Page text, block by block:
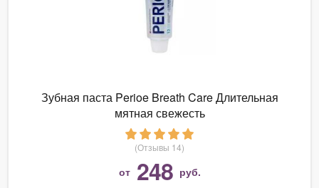
Зубная паста Perioe Breath Care Длительная
мятная свежесть
(Отзывы 14)
от 248 руб.